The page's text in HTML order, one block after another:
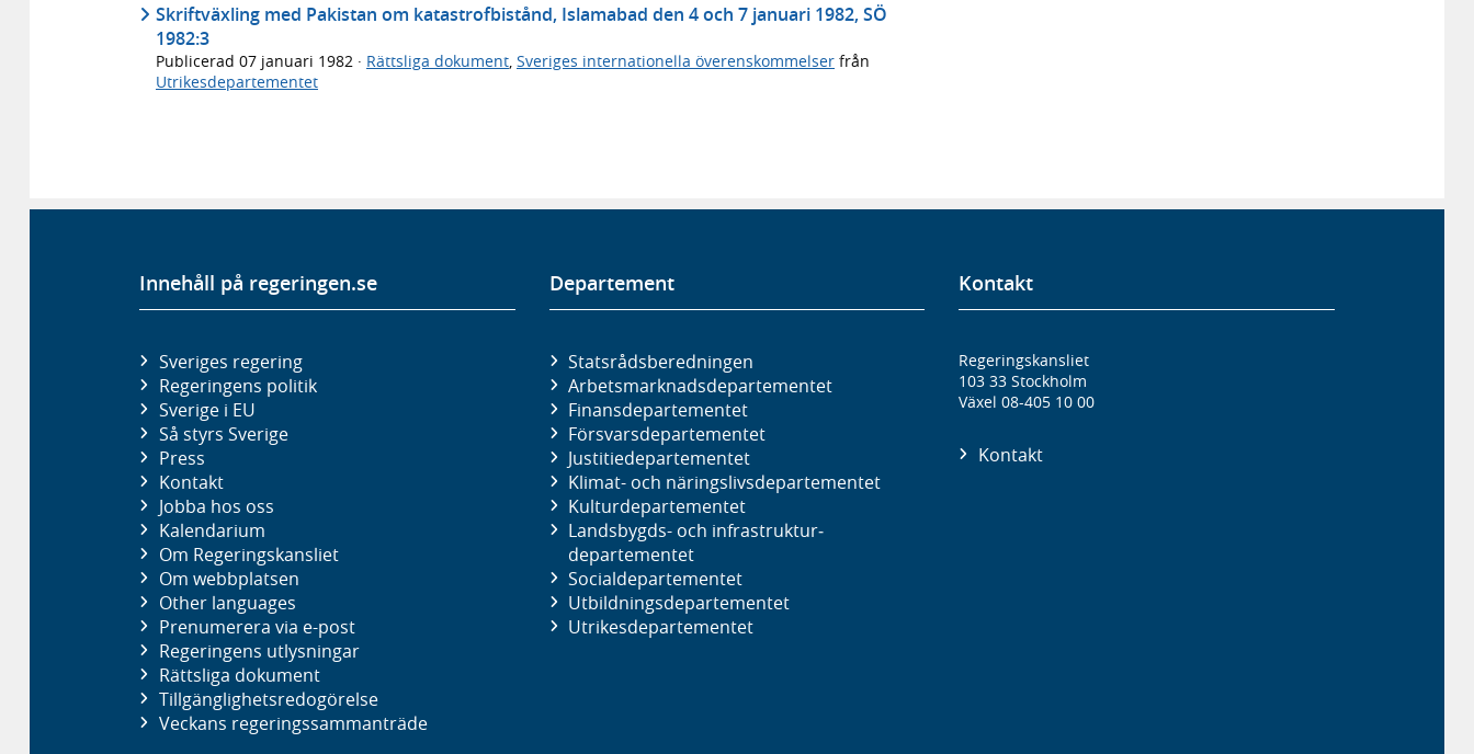
Skriftväxling med Pakistan om katastrofbistånd, Islamabad den 4 och 7 januari 1982, SÖ
1982:3
Publicerad 07 januari 1982 · Rättsliga dokument Sveriges internationella överenskommelser från
Utrikesdepartementet
Innehåll på regeringen.se
Sveriges regering
Regeringens politik
Sverige i EU
Så styrs Sverige
Press
Kontakt
Jobba hos oss
Kalendarium
Om Regeringskansliet
Om webbplatsen
Other languages
Prenumerera via e-post
Regeringens utlysningar
Rättsliga dokument
Tillgänglighetsredogörelse
Veckans regeringssammanträde
Departement
Statsrådsberedningen
Arbetsmarknads­departementet
Finans­departementet
Försvars­departementet
Justitie­departementet
Klimat- och näringslivs­departementet
Kultur­departementet
Landsbygds- och infrastruktur­
departementet
Social­departementet
Utbildnings­departementet
Utrikes­departementet
Kontakt
Regeringskansliet
103 33 Stockholm
Växel 08-405 10 00
Kontakt